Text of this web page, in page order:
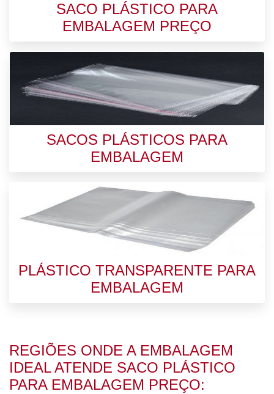
SACO PLÁSTICO PARA
EMBALAGEM PREÇO
SACOS PLÁSTICOS PARA
EMBALAGEM
PLÁSTICO TRANSPARENTE PARA
EMBALAGEM
REGIÕES ONDE A EMBALAGEM
IDEAL ATENDE SACO PLÁSTICO
PARA EMBALAGEM PREÇO: